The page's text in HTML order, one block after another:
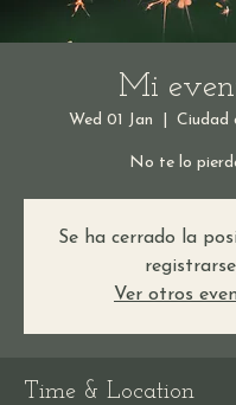
Mi
Wed 01 Jan Ciudad
No te lo
Se ha cerrado la
registrarse
Ver otros
Time & Location